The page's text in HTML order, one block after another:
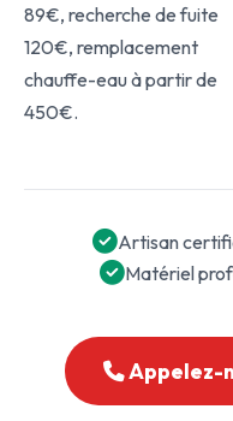
89€, recherche de fuite
120€, remplacement
chauffe-eau à partir de
450€.
Artisan
Matériel
Appelez-